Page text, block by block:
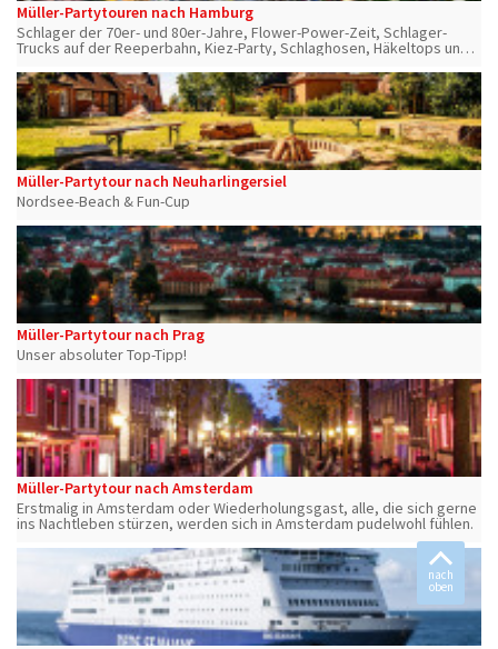
Müller-Partytouren nach Hamburg
Schlager der 70er- und 80er-Jahre, Flower-Power-Zeit, Schlager-
Trucks auf der Reeperbahn, Kiez-Party, Schlaghosen, Häkeltops und
Müller-Partytour nach Neuharlingersiel
Nordsee-Beach & Fun-Cup
Müller-Partytour nach Prag
Unser absoluter Top-Tipp!
Müller-Partytour nach Amsterdam
Erstmalig in Amsterdam oder Wiederholungsgast, alle, die sich gerne
ins Nachtleben stürzen, werden sich in Amsterdam pudelwohl fühlen.
nach
oben